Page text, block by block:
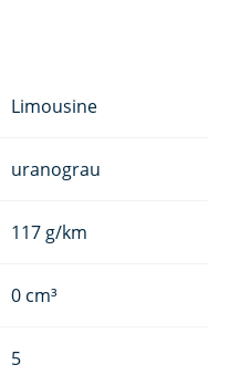
Limousine
uranograu
117 g/km
0 cm³
5